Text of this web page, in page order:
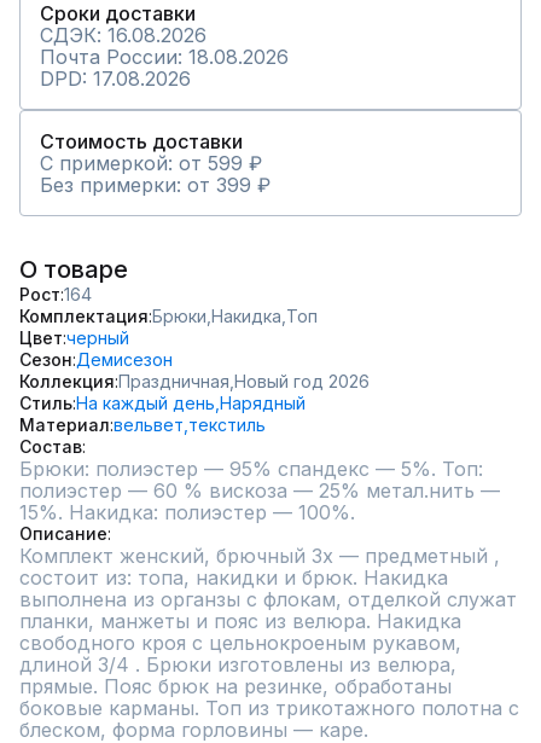
Сроки доставки
СДЭК: 16.08.2026
Почта России: 18.08.2026
DPD: 17.08.2026
Стоимость доставки
С примеркой: от 599 ₽
Без примерки: от 399 ₽
О товаре
Рост 164
Комплектация Брюки, Накидка, Топ
Цвет черный
Сезон Демисезон
Коллекция Праздничная, Новый год 2026
СтильНа каждый день, Нарядный
Материал вельвет, текстиль
Состав
Брюки: полиэстер — 95% спандекс — 5%. Топ:
полиэстер — 60 % вискоза — 25% метал.нить —
15%. Накидка: полиэстер — 100%.
Описание
Комплект женский, брючный 3х — предметный ,
состоит из: топа, накидки и брюк. Накидка
выполнена из органзы с флокам, отделкой служат
планки, манжеты и пояс из велюра. Накидка
свободного кроя с цельнокроеным рукавом,
длиной 3/4 . Брюки изготовлены из велюра,
прямые. Пояс брюк на резинке, обработаны
боковые карманы. Топ из трикотажного полотна с
блеском, форма горловины — каре.